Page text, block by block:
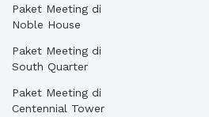
Paket Meeting di
Noble House
Paket Meeting di
South Quarter
Paket Meeting di
Centennial Tower